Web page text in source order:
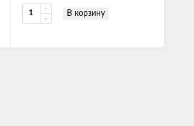
В корзину